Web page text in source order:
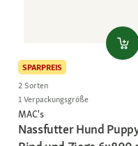
SPARPREIS
2 Sorten
1 Verpackungsgröße
MAC's
Nassfutter Hund